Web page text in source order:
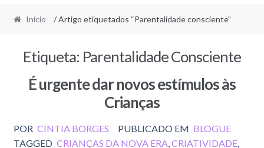
Início / Artigo etiquetados “Parentalidade consciente”
Etiqueta: Parentalidade Consciente
É urgente dar novos estímulos às
Crianças
POR CINTIA BORGES PUBLICADO EM BLOGUE
TAGGED CRIANÇAS DA NOVA ERA ,CRIATIVIDADE